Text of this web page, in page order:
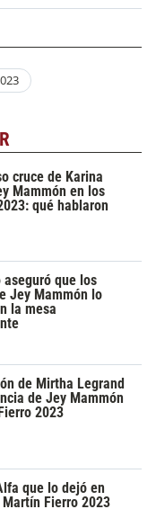
cruce de Karina
Mammón en los
qué hablaron
que los
Jey Mammón lo
la mesa
de Mirtha Legrand
de Jey Mammón
2023
que lo dejó en
Fierro 2023